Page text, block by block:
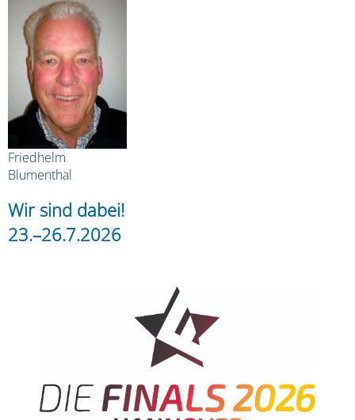
Friedhelm
Blumenthal
Wir sind dabei!
23.–26.7.2026